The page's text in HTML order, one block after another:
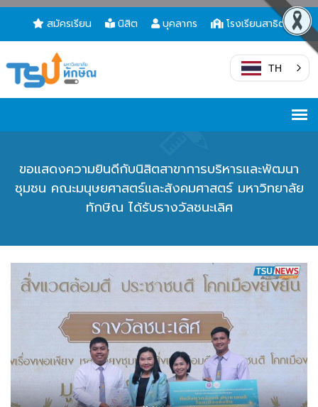
สมัครเรียน นิสิต บุคลากร โรงเรียนสาธิต
TH
ขอแสดงความยินดีกับนิสิตสาขาการบริหารและพัฒนา
ชุมชน คณะมนุษยศาสตร์และสังคมศาสตร์ มหาวิทยาลัย
ทักษิณ ได้รับรางวัลชนะเลิศ